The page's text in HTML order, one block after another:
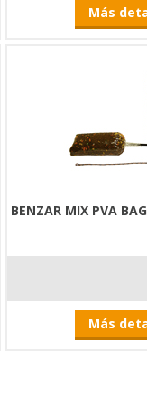
Más
BENZAR MIX PVA
Más